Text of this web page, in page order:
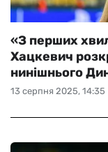
13 серпня 2025, 14:35
«З перших
Хацкевич
нинішнього